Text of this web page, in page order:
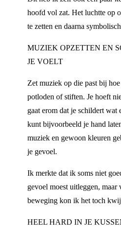
hoofd vol zat. Het luchtte op
te zetten en daarna
MUZIEK OPZETTEN EN
JE VOELT
Zet muziek op die past bij
potloden of stiften. Je hoeft
gaat erom dat je schildert wat
kunt bijvoorbeeld je hand
muziek en gewoon kleuren
je gevoel.
Ik merkte dat ik soms niet
gevoel moest uitleggen, maar
beweging kon ik het toch
HEEL HARD IN JE